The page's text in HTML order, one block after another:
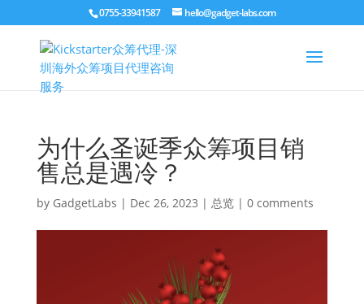
0755-33941587 hello@gadget-labs.com
为什么圣诞季众筹项目销
售总是遇冷？
by GadgetLabs | Dec 26, 2023 | 总览| 0 comments